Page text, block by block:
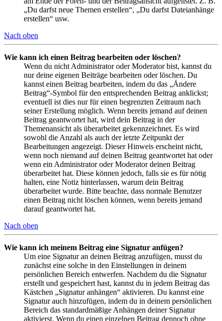
„Du darfst neue Themen erstellen“, „Du darfst Dateianhänge
erstellen“ usw.
Nach oben
Wie kann ich einen Beitrag bearbeiten oder löschen?
Wenn du nicht Administrator oder Moderator bist, kannst du
nur deine eigenen Beiträge bearbeiten oder löschen. Du
kannst einen Beitrag bearbeiten, indem du das „Ändere
Beitrag“-Symbol für den entsprechenden Beitrag anklickst;
eventuell ist dies nur für einen begrenzten Zeitraum nach
seiner Erstellung möglich. Wenn bereits jemand auf deinen
Beitrag geantwortet hat, wird dein Beitrag in der
Themenansicht als überarbeitet gekennzeichnet. Es wird
sowohl die Anzahl als auch der letzte Zeitpunkt der
Bearbeitungen angezeigt. Dieser Hinweis erscheint nicht,
wenn noch niemand auf deinen Beitrag geantwortet hat oder
wenn ein Administrator oder Moderator deinen Beitrag
überarbeitet hat. Diese können jedoch, falls sie es für nötig
halten, eine Notiz hinterlassen, warum dein Beitrag
überarbeitet wurde. Bitte beachte, dass normale Benutzer
einen Beitrag nicht löschen können, wenn bereits jemand
darauf geantwortet hat.
Nach oben
Wie kann ich meinem Beitrag eine Signatur anfügen?
Um eine Signatur an deinen Beitrag anzufügen, musst du
zunächst eine solche in den Einstellungen in deinem
persönlichen Bereich entwerfen. Nachdem du die Signatur
erstellt und gespeichert hast, kannst du in jedem Beitrag das
Kästchen „Signatur anhängen“ aktivieren. Du kannst eine
Signatur auch hinzufügen, indem du in deinem persönlichen
Bereich das standardmäßige Anhängen deiner Signatur
aktivierst. Wenn du einen einzelnen Beitrag dennoch ohne